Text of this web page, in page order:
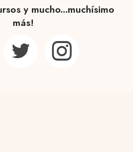
y mucho...muchísimo
más!